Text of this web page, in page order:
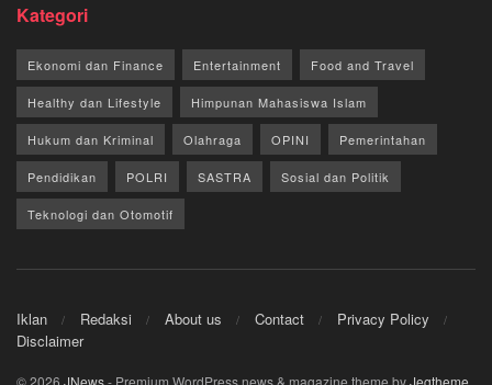
Kategori
Ekonomi dan Finance Entertainment Food and Travel
Healthy dan Lifestyle Himpunan Mahasiswa Islam
Hukum dan Kriminal Olahraga OPINI Pemerintahan
Pendidikan POLRI SASTRA Sosial dan Politik
Teknologi dan Otomotif
Iklan Redaksi About us Contact
Privacy Policy
Disclaimer